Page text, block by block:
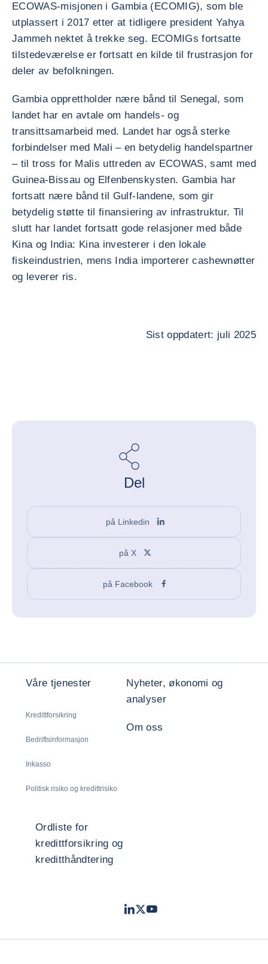
ECOWAS-misjonen i Gambia (ECOMIG), som ble
utplassert i 2017 etter at tidligere president Yahya
Jammeh nektet å trekke seg. ECOMIGs fortsatte
tilstedeværelse er fortsatt en kilde til frustrasjon for
deler av befolkningen.
Gambia opprettholder nære bånd til Senegal, som
landet har en avtale om handels- og
transittsamarbeid med. Landet har også sterke
forbindelser med Mali – en betydelig handelspartner
– til tross for Malis uttreden av ECOWAS, samt med
Guinea-Bissau og Elfenbenskysten. Gambia har
fortsatt nære bånd til Gulf-landene, som gir
betydelig støtte til finansiering av infrastruktur. Til
slutt har landet fortsatt gode relasjoner med både
Kina og India: Kina investerer i den lokale
fiskeindustrien, mens India importerer cashewnøtter
og leverer ris.
Sist oppdatert: juli 2025
Del
på Linkedin
på X
på Facebook
Våre tjenester
Kredittforsikring
Bedriftsinformasjon
Inkasso
Politisk risiko og kredittrisiko
Nyheter, økonomi og
analyser
Om oss
Ordliste for
kredittforsikring og
kreditthåndtering
LinkedIn
TwitterYoutube